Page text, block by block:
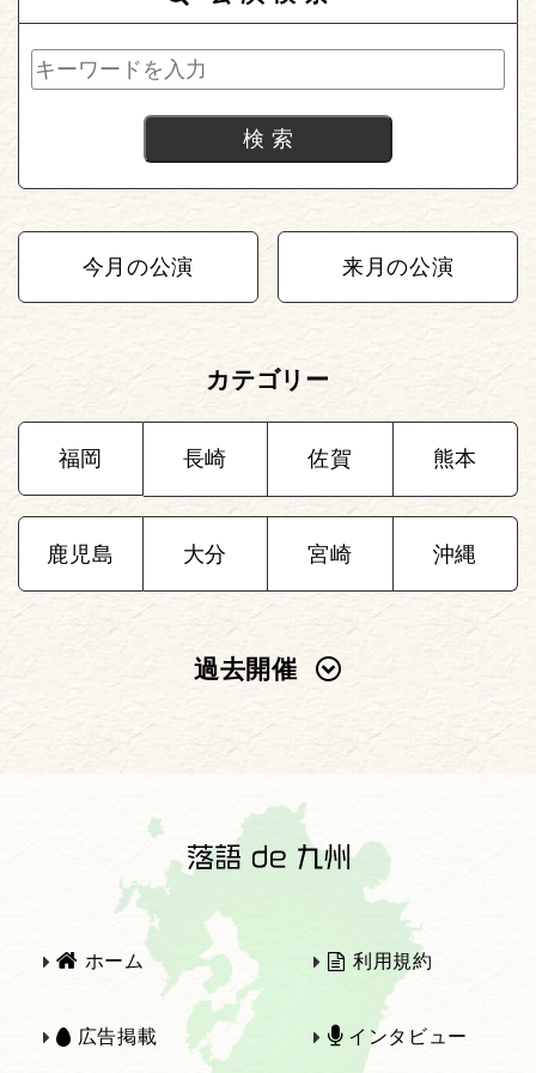
今月の公演 来月の公演
カテゴリー
福岡 長崎 佐賀 熊本
鹿児島 大分 宮崎 沖縄
過去開催
2022年
2021年 2020年
2019年 2018年
ホーム 利用規約
広告掲載 インタビュー